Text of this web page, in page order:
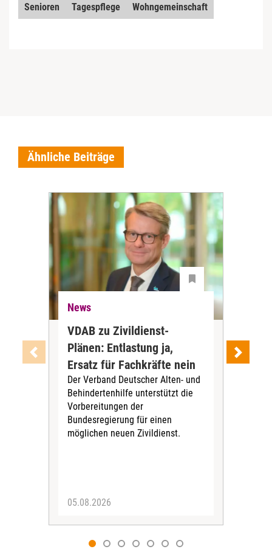
Senioren
Tagespflege Wohngemeinschaft
Ähnliche Beiträge
News
VDAB zu Zivildienst-
Plänen: Entlastung ja,
Ersatz für Fachkräfte nein
Der Verband Deutscher Alten- und
Behindertenhilfe unterstützt die
Vorbereitungen der
Bundesregierung für einen
möglichen neuen Zivildienst.
05.08.2026